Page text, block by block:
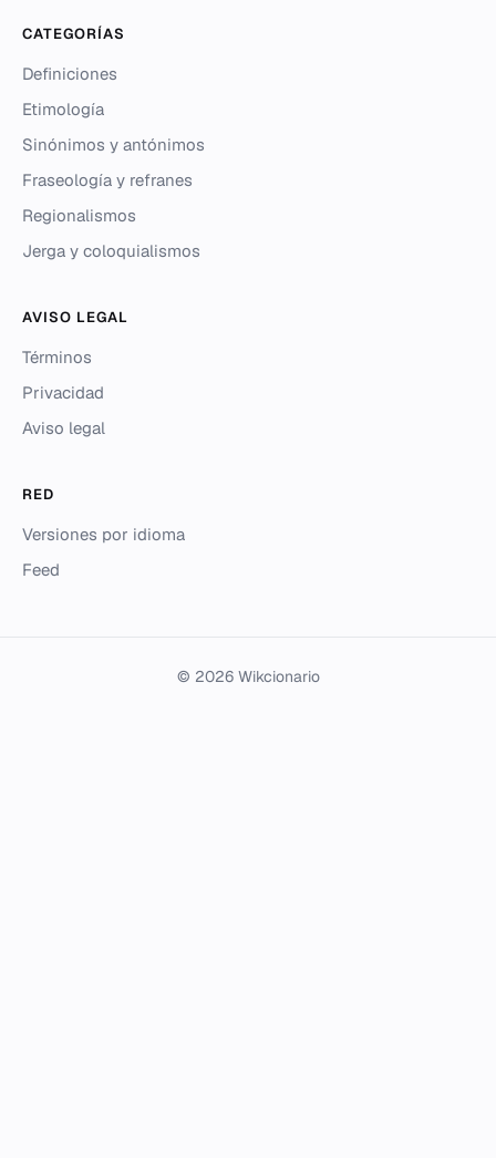
CATEGORÍAS
Definiciones
Etimología
Sinónimos y antónimos
Fraseología y refranes
Regionalismos
Jerga y coloquialismos
AVISO LEGAL
Términos
Privacidad
Aviso legal
RED
Versiones por idioma
Feed
© 2026 Wikcionario